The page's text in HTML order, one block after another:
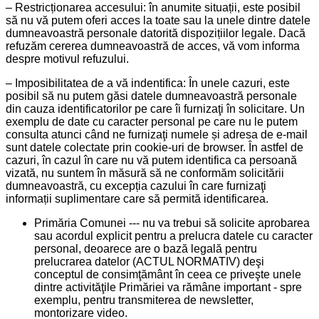
– Restricționarea accesului: în anumite situații, este posibil
să nu vă putem oferi acces la toate sau la unele dintre datele
dumneavoastră personale datorită dispozițiilor legale. Dacă
refuzăm cererea dumneavoastră de acces, vă vom informa
despre motivul refuzului.
– Imposibilitatea de a vă indentifica: În unele cazuri, este
posibil să nu putem găsi datele dumneavoastră personale
din cauza identificatorilor pe care îi furnizaţi în solicitare. Un
exemplu de date cu caracter personal pe care nu le putem
consulta atunci când ne furnizaţi numele și adresa de e-mail
sunt datele colectate prin cookie-uri de browser. În astfel de
cazuri, în cazul în care nu vă putem identifica ca persoană
vizată, nu suntem în măsură să ne conformăm solicitării
dumneavoastră, cu excepția cazului în care furnizaţi
informații suplimentare care să permită identificarea.
Primăria Comunei --- nu va trebui să solicite aprobarea
sau acordul explicit pentru a prelucra datele cu caracter
personal, deoarece are o bază legală pentru
prelucrarea datelor (ACTUL NORMATIV) deşi
conceptul de consimţământ în ceea ce priveşte unele
dintre activităţile Primăriei va rămâne important - spre
exemplu, pentru transmiterea de newsletter,
montorizare video.